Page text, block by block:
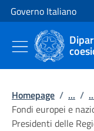
Vai al contenuto
Vai alla navigazione del
Governo Italiano
Homepage / ... /
Fondi europei e
Presidenti delle